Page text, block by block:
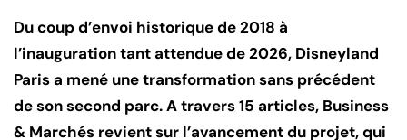
Du coup d’envoi historique de 2018 à
l’inauguration tant attendue de 2026, Disneyland
Paris a mené une transformation sans précédent
de son second parc. A travers 15 articles, Business
& Marchés revient sur l’avancement du projet, qui